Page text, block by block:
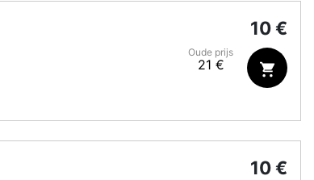
Oude prijs
21 €
10 €
10 €